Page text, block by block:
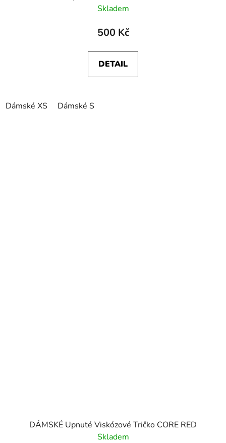
Skladem
500 Kč
DETAIL
Dámské XS Dámské S
DÁMSKÉ Upnuté Viskózové Tričko CORE RED
Skladem